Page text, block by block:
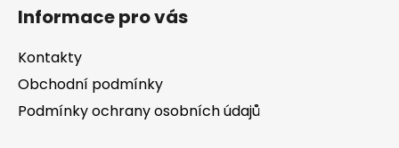
Informace pro vás
Kontakty
Obchodní podmínky
Podmínky ochrany osobních údajů